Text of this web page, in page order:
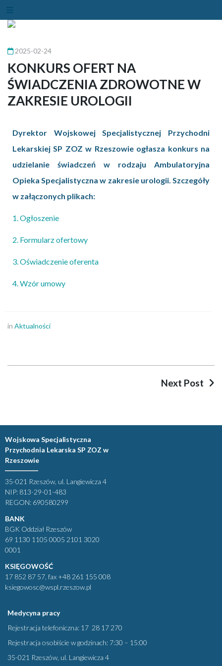
2025-02-24
KONKURS OFERT NA
ŚWIADCZENIA ZDROWOTNE W
ZAKRESIE UROLOGII
Dyrektor Wojskowej Specjalistycznej Przychodni
Lekarskiej SP ZOZ w Rzeszowie ogłasza konkurs na
udzielanie świadczeń w rodzaju Ambulatoryjna
Opieka Specjalistyczna w zakresie urologii. Szczegóły
w załączonych plikach:
1. Ogłoszenie
2. Formularz ofertowy
3. Oświadczenie oferenta
4. Wzór umowy
in Aktualności
Next Post
Wojskowa Specjalistyczna
Przychodnia Lekarska SP ZOZ w
Rzeszowie
35-021 Rzeszów, ul. Langiewicza 4
NIP: 813-29-01-483
REGON: 690580299
BANK
BGK Oddział Rzeszów
69 1130 1105 0005 2101 3020
0001
KSIĘGOWOŚĆ
17 852 87 57, fax +48 261 155 008
ksiegowosc@wspl.rzeszow.pl
Medycyna pracy
Rejestracja telefoniczna: 17 28 17 270
Rejestracja osobiście w godzinach: 7:30 – 15:00
35-021 Rzeszów, ul. Langiewicza 4